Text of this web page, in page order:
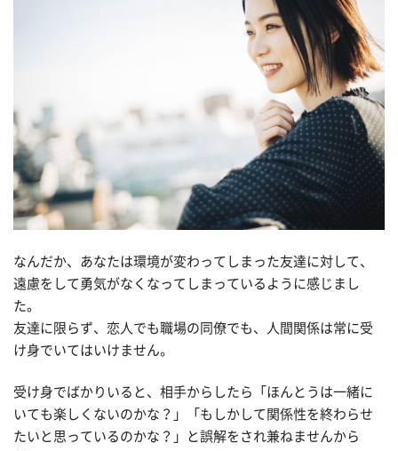
なんだか、あなたは環境が変わってしまった友達に対して、
遠慮をして勇気がなくなってしまっているように感じまし
た。
友達に限らず、恋人でも職場の同僚でも、人間関係は常に受
け身でいてはいけません。
受け身でばかりいると、相手からしたら「ほんとうは一緒に
いても楽しくないのかな？」「もしかして関係性を終わらせ
たいと思っているのかな？」と誤解をされ兼ねませんから